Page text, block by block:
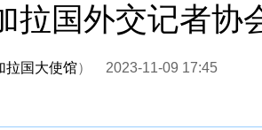
国外交记者协
拉国大使馆） 2023-11-09 17:45